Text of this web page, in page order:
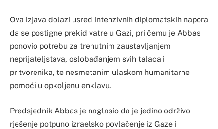
Ova izjava dolazi usred intenzivnih diplomatskih napora
da se postigne prekid vatre u Gazi, pri čemu je Abbas
ponovio potrebu za trenutnim zaustavljanjem
neprijateljstava, oslobađanjem svih talaca i
pritvorenika, te nesmetanim ulaskom humanitarne
pomoći u opkoljenu enklavu.
Predsjednik Abbas je naglasio da je jedino održivo
rješenje potpuno izraelsko povlačenje iz Gaze i